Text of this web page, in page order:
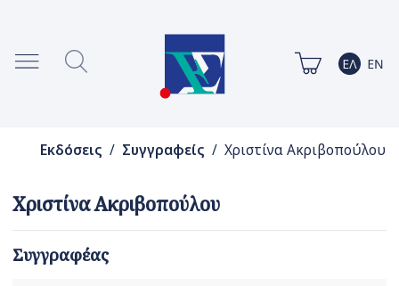
Εκδόσεις / Συγγραφείς / Χριστίνα Ακριβοπούλου
Χριστίνα Ακριβοπούλου
Συγγραφέας